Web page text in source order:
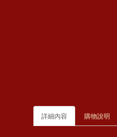
詳細內容 購物說明